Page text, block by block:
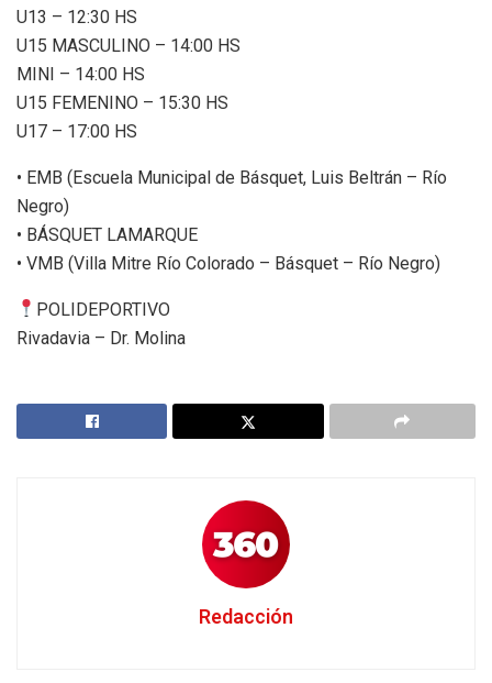
U13 – 12:30 HS
U15 MASCULINO – 14:00 HS
MINI – 14:00 HS
U15 FEMENINO – 15:30 HS
U17 – 17:00 HS
• EMB (Escuela Municipal de Básquet, Luis Beltrán – Río
Negro)
• BÁSQUET LAMARQUE
• VMB (Villa Mitre Río Colorado – Básquet – Río Negro)
POLIDEPORTIVO
Rivadavia – Dr. Molina
Redacción